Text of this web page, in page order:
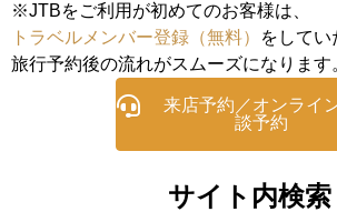
※JTBをご利用が初めてのお客様は、
トラベルメンバー登録（無料）
をして
旅行予約後の流れがスムーズになります
来店予約／オンライ
談予約
サイト内検索